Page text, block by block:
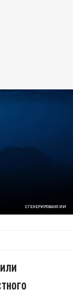
СГЕНЕРИРОВАНО ИИ